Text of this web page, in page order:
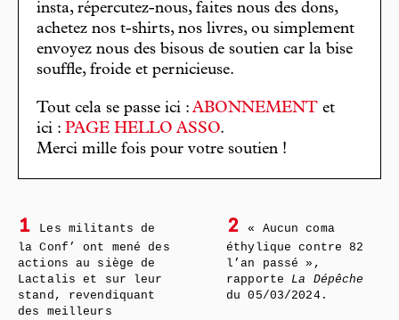
insta, répercutez-nous, faites nous des dons,
achetez nos t-shirts, nos livres, ou simplement
envoyez nous des bisous de soutien car la bise
souffle, froide et pernicieuse.
Tout cela se passe ici : ABONNEMENT et
ici : PAGE HELLO ASSO.
Merci mille fois pour votre soutien !
1
Les militants de
la Conf’ ont mené des
actions au siège de
Lactalis et sur leur
stand, revendiquant
des meilleurs
2
« Aucun coma
éthylique contre 82
l’an passé »,
rapporte La Dépêche
du 05/03/2024.